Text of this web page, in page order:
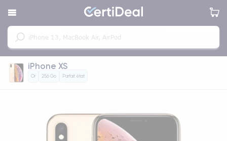
iPhone XS
Or 256 Go Parfait état